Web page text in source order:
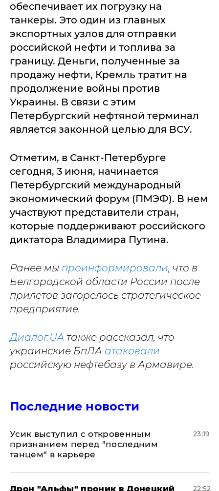
обеспечивает их погрузку на
танкеры. Это один из главных
экспортных узлов для отправки
российской нефти и топлива за
границу. Деньги, полученные за
продажу нефти, Кремль тратит на
продолжение войны против
Украины. В связи с этим
Петербургский нефтяной терминал
является законной целью для ВСУ.
Отметим, в Санкт-Петербурге
сегодня, 3 июня, начинается
Петербургский международный
экономический форум (ПМЭФ). В нем
участвуют представители стран,
которые поддерживают российского
диктатора Владимира Путина.
Ранее мы проинформировали, что в
Белгородской области России после
прилетов загорелось стратегическое
предприятие.
Диалог.UA также рассказал, что
украинские БпЛА атаковали
российскую нефтебазу в Армавире.
Последние новости
Усик выступил с откровенным
признанием перед "последним
танцем" в карьере
23:19
Дрон "Альфы" проник в Донецкий 22:52